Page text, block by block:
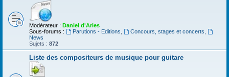
Modérateur : Daniel d'Arles
Sous-forums :
Parutions - Editions Concours, stages et concerts
News
Sujets : 872
Liste des compositeurs de musique pour guitare